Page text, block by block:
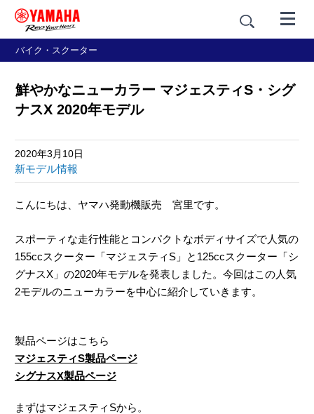
バイク・スクーター
鮮やかなニューカラー マジェスティS・シグ
ナスX 2020年モデル
2020年3月10日
新モデル情報
こんにちは、ヤマハ発動機販売 宮里です。
スポーティな走行性能とコンパクトなボディサイズで人気の
155ccスクーター「マジェスティS」と125ccスクーター「シ
グナスX」の2020年モデルを発表しました。今回はこの人気
2モデルのニューカラーを中心に紹介していきます。
製品ページはこちら
マジェスティS製品ページ
シグナスX製品ページ
まずはマジェスティSから。